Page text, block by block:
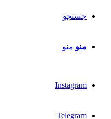
جستجو
منو منو
Instagram
Telegram